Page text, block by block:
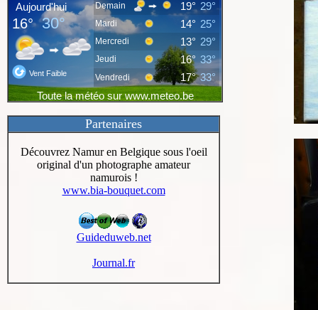
Partenaires
Découvrez Namur en Belgique sous l'oeil
original d'un photographe amateur
namurois !
www.bia-bouquet.com
Guideduweb.net
Journal.fr